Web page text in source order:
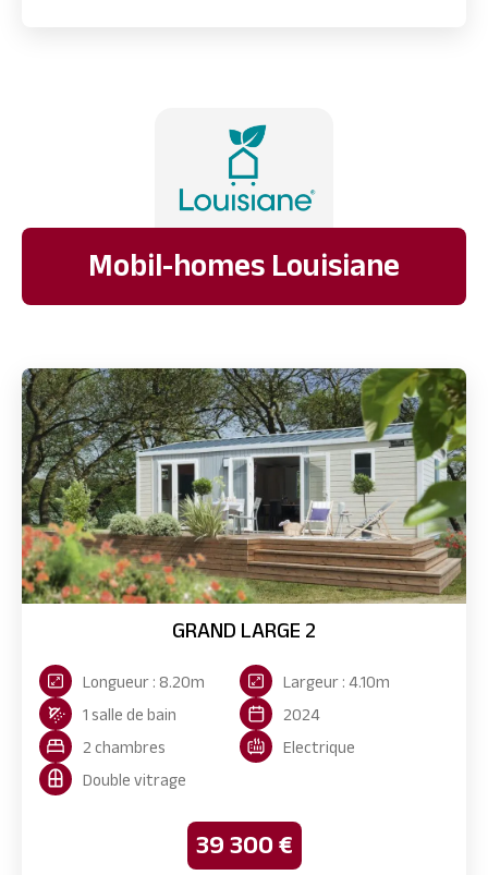
Mobil-homes Louisiane
GRAND LARGE 2
Longueur : 8.20m
Largeur : 4.10m
1 salle de bain
2024
2 chambres
Electrique
Double vitrage
39 300 €